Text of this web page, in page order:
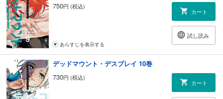
750円 (税込)
カート
試し読み
あらすじを表示する
デッドマウント・デスプレイ 10巻
730円 (税込)
カート